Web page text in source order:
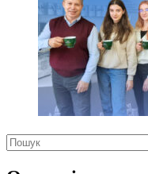
результатів